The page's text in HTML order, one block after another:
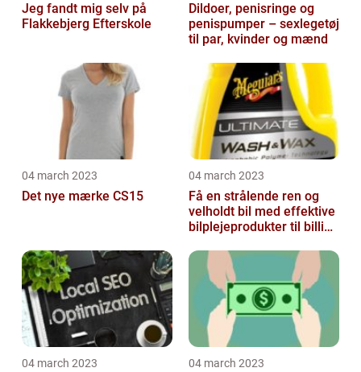
Jeg fandt mig selv på
Flakkebjerg Efterskole
Dildoer, penisringe og
penispumper – sexlegetøj
til par, kvinder og mænd
04 march 2023
Det nye mærke CS15
04 march 2023
Få en strålende ren og
velholdt bil med effektive
bilplejeprodukter til billige
04 march 2023 04 march 2023